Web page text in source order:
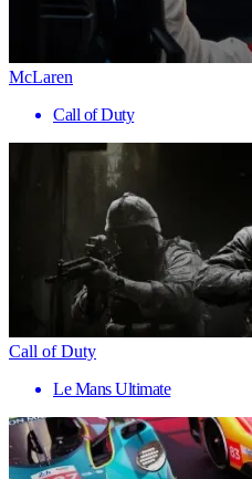
McLaren
Call of Duty
Call of Duty
Le Mans Ultimate